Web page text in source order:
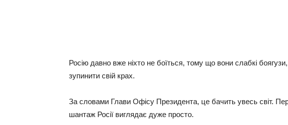
Росію давно вже ніхто не боїться, тому що вони слабкі
зупинити свій крах.
За словами Глави Офісу Президента, це бачить увесь світ.
шантаж Росії виглядає дуже просто.